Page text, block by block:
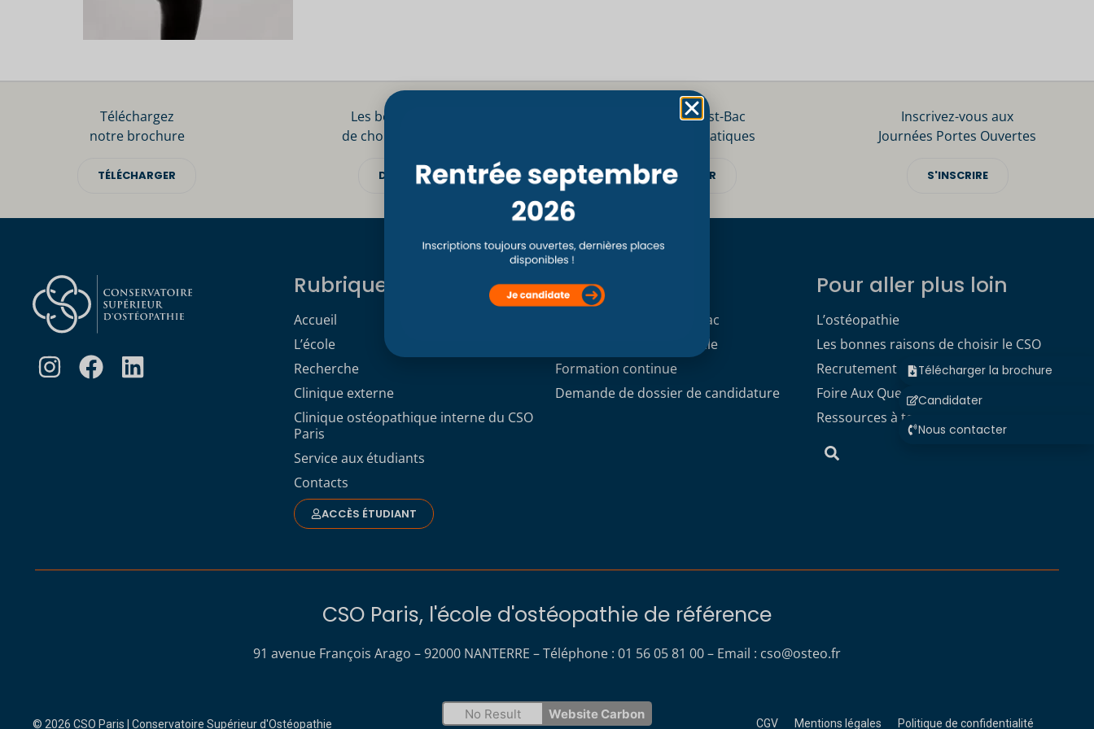
Télécharger la brochure
Candidater
Nous contacter
Téléchargez
notre brochure
TÉLÉCHARGER
Les bonnes raisons
de choisir le CSO Paris
DÉCOUVRIR
Inscription Post-Bac
Informations pratiques
DÉCOUVRIR
Inscrivez-vous aux
Journées Portes Ouvertes
S'INSCRIRE
Rubriques
Accueil
L’école
Recherche
Clinique externe
Clinique ostéopathique interne du CSO
Paris
Service aux étudiants
Contacts
ACCÈS ÉTUDIANT
Formations
Formation initiale Post Bac
Formation professionnelle
Formation continue
Demande de dossier de candidature
Pour aller plus loin
L’ostéopathie
Les bonnes raisons de choisir le CSO
Recrutement enseignants CSO Paris
Foire Aux Questions
Ressources à télécharger
CSO Paris, l'école d'ostéopathie de référence
91 avenue François Arago – 92000 NANTERRE – Téléphone : 01 56 05 81 00 – Email : cso@osteo.fr
© 2026 CSO Paris | Conservatoire Supérieur d'Ostéopathie
No Result Website Carbon
CGV Mentions légales Politique de confidentialité